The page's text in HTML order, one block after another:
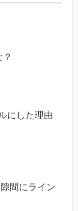
にした理由
間にライン